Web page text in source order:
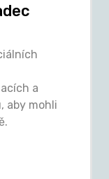
a
aby mohli